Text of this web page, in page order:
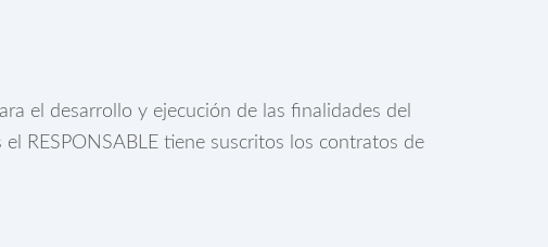
el desarrollo y ejecución de las finalidades del
RESPONSABLE tiene suscritos los contratos de